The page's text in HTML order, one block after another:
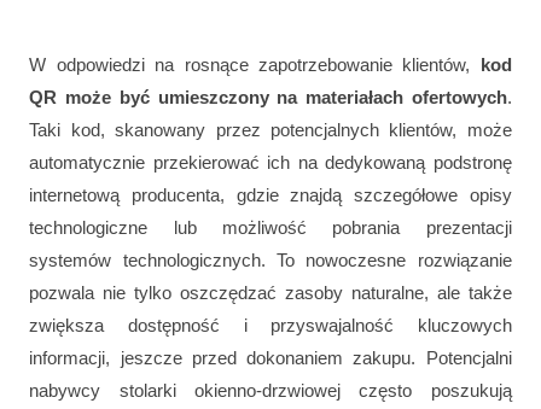
W odpowiedzi na rosnące zapotrzebowanie klientów, kod
QR może być umieszczony na materiałach ofertowych.
Taki kod, skanowany przez potencjalnych klientów, może
automatycznie przekierować ich na dedykowaną podstronę
internetową producenta, gdzie znajdą szczegółowe opisy
technologiczne lub możliwość pobrania prezentacji
systemów technologicznych. To nowoczesne rozwiązanie
pozwala nie tylko oszczędzać zasoby naturalne, ale także
zwiększa dostępność i przyswajalność kluczowych
informacji, jeszcze przed dokonaniem zakupu. Potencjalni
nabywcy stolarki okienno-drzwiowej często poszukują